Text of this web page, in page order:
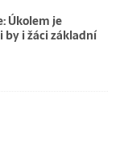
Úkolem je
by i žáci základní